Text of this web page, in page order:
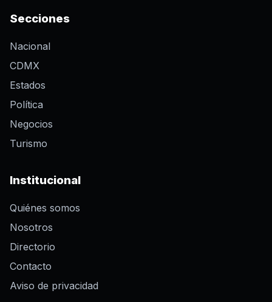
Secciones
Nacional
CDMX
Estados
Política
Negocios
Turismo
Institucional
Quiénes somos
Nosotros
Directorio
Contacto
Aviso de privacidad